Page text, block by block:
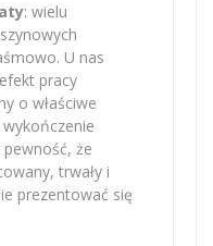
: wielu
U nas
pracy
o właściwe
że
trwały i
prezentować się